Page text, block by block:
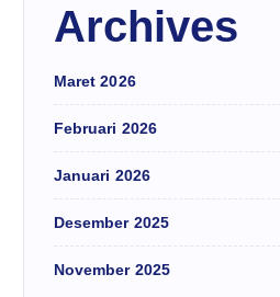
Archives
Maret 2026
Februari 2026
Januari 2026
Desember 2025
November 2025